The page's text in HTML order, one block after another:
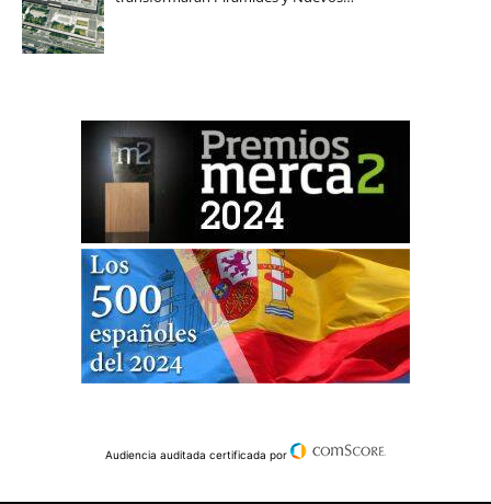
Audiencia auditada certificada por